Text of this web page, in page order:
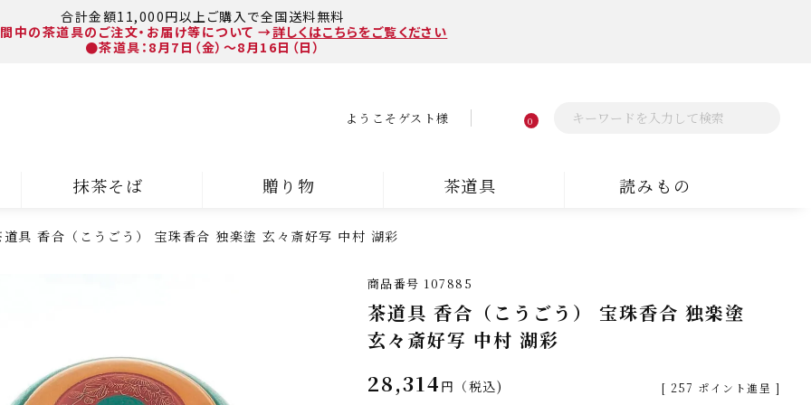
合計金額11,000円以上ご購入で全国送料無料
中の茶道具のご注文・お届け等について →詳しくはこちらをご覧ください
●茶道具：8月7日（金）～8月16日（日）
ようこそゲスト様 0
抹茶そば 贈り物 茶道具 読みもの
道具 香合（こうごう） 宝珠香合 独楽塗 玄々斎好写 中村 湖彩
商品番号 107885
茶道具 香合（こうごう） 宝珠香合 独楽塗
玄々斎好写 中村 湖彩
28,314 税込 [ 257 ポイント進呈 ]